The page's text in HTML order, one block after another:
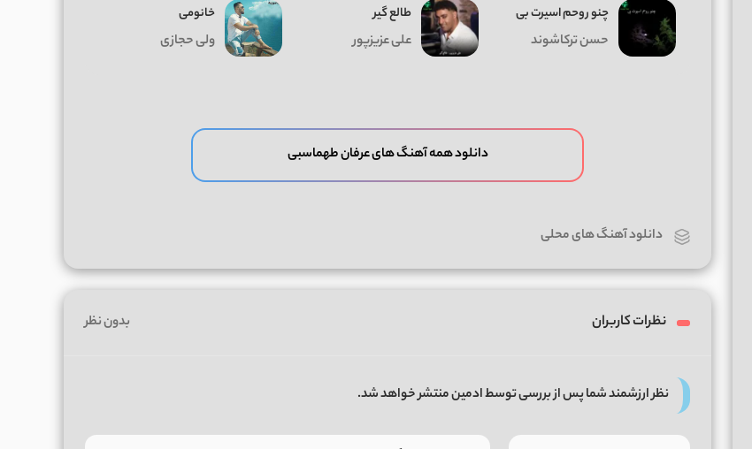
چنو روحم اسیرت بی
حسن ترکاشوند
طالع گیر
علی عزیزپور
خانومی
ولی حجازی
دانلود همه آهنگ های عرفان طهماسبی
دانلود آهنگ های محلی
نظرات کاربران بدون نظر
نظر ارزشمند شما پس از بررسی توسط ادمین منتشر خواهد شد.